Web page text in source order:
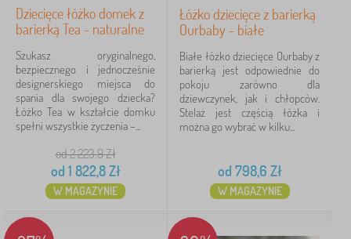
d
z
e
c
i
e
>
P
r
z
e
ś
c
d
a
c
i
l
›
P
o
ś
>
M
a
e
d
37
e
b
l
e
z
ę
e
›
M
e
b
l
e
e
i
ę
30
więcej
>
2 518 Zł
Dziecięce łóżko domek z
barierką Tea - naturalne
Szukasz oryginalnego,
bezpiecznego i jednocześnie
designerskiego miejsca do
spania dla swojego dziecka?
Łóżko Tea w kształcie domku
spełni wszystkie życzenia –...
od 2 223,9Zł
od 1 822,8Zł
W MAGAZYNIE
Łóżko dziecięce z barierką
Ourbaby - białe
Białe łóżko dziecięce Ourbaby z
barierką jest odpowiednie do
pokoju zarówno dla
dziewczynek, jak i chłopców.
Stelaż jest częścią łóżka i
można go wybrać w kilku...
od 798,6 Zł
W MAGAZYNIE